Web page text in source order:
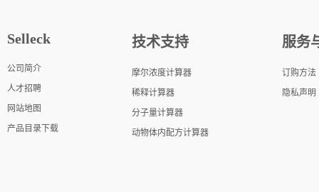
Selleck
公司简介
人才招聘
网站地图
产品目录下载
技术支持
摩尔浓度计算器
稀释计算器
分子量计算器
动物体内配方计算器
服务
订购方法
隐私声明